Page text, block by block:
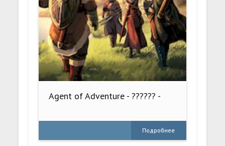
Agent of Adventure - ?????? -
Подробнее